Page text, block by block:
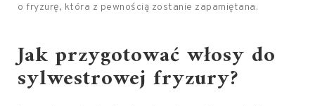
o fryzurę, która z pewnością zostanie zapamiętana.
Jak przygotować włosy do
sylwestrowej fryzury?